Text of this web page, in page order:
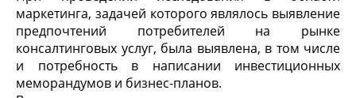
маркетинга, задачей которого являлось выявление
предпочтений потребителей на рынке
консалтинговых услуг, была выявлена, в том числе
и потребность в написании инвестиционных
меморандумов и бизнес-планов.